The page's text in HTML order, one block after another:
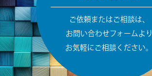
ご依頼またはご相談は、
お問い合わせフォームより
お気軽にご相談ください。